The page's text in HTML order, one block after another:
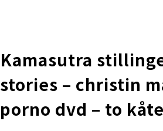
Kamasutra
stories – christin
porno dvd – to